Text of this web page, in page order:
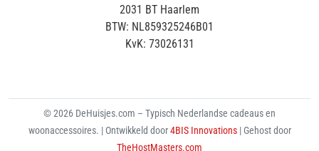
2031 BT Haarlem
BTW: NL859325246B01
KvK: 73026131
© 2026 DeHuisjes.com – Typisch Nederlandse cadeaus en
woonaccessoires. | Ontwikkeld door4BIS Innovations | Gehost door
TheHostMasters.com